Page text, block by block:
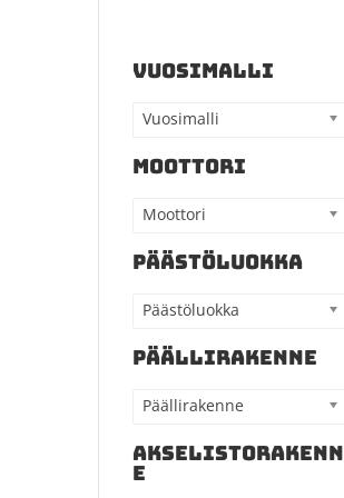
VUOSIMALLI
Vuosimalli
MOOTTORI
Moottori
PÄÄSTÖLUOKKA
Päästöluokka
PÄÄLLIRAKENNE
Päällirakenne
AKSELISTORAKENN
E